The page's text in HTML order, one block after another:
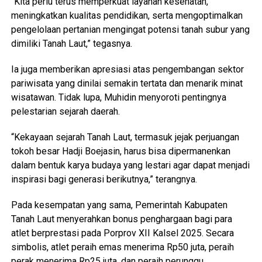
meningkatkan kualitas pendidikan, serta mengoptimalkan
pengelolaan pertanian mengingat potensi tanah subur yang
dimiliki Tanah Laut,” tegasnya.
Ia juga memberikan apresiasi atas pengembangan sektor
pariwisata yang dinilai semakin tertata dan menarik minat
wisatawan. Tidak lupa, Muhidin menyoroti pentingnya
pelestarian sejarah daerah.
“Kekayaan sejarah Tanah Laut, termasuk jejak perjuangan
tokoh besar Hadji Boejasin, harus bisa dipermanenkan
dalam bentuk karya budaya yang lestari agar dapat menjadi
inspirasi bagi generasi berikutnya,” terangnya.
Pada kesempatan yang sama, Pemerintah Kabupaten
Tanah Laut menyerahkan bonus penghargaan bagi para
atlet berprestasi pada Porprov XII Kalsel 2025. Secara
simbolis, atlet peraih emas menerima Rp50 juta, peraih